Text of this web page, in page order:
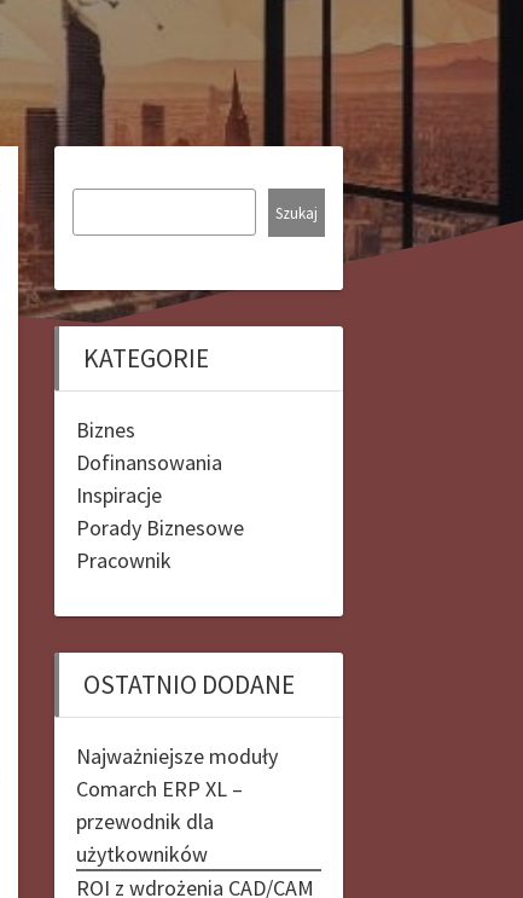
Szukaj
KATEGORIE
Biznes
Dofinansowania
Inspiracje
Porady Biznesowe
Pracownik
OSTATNIO DODANE
Najważniejsze moduły
Comarch ERP XL –
przewodnik dla
użytkowników
ROI z wdrożenia CAD/CAM